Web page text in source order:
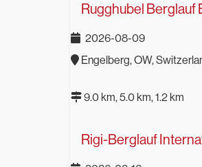
Rugghubel Berglauf
2026-08-09
Engelberg, OW,
9.0 km, 5.0 km, 1.2 km
Rigi-Berglauf